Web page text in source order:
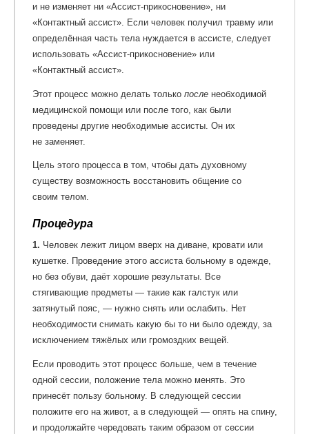
и не изменяет ни «Ассист-прикосновение», ни
«Контактный ассист». Если человек получил травму или
определённая часть тела нуждается в ассисте, следует
использовать «Ассист-прикосновение» или
«Контактный ассист».
Этот процесс можно делать только после необходимой
медицинской помощи или после того, как были
проведены другие необходимые ассисты. Он их
не заменяет.
Цель этого процесса в том, чтобы дать духовному
существу возможность восстановить общение со
своим телом.
Процедура
1. Человек лежит лицом вверх на диване, кровати или
кушетке. Проведение этого ассиста больному в одежде,
но без обуви, даёт хорошие результаты. Все
стягивающие предметы — такие как галстук или
затянутый пояс, — нужно снять или ослабить. Нет
необходимости снимать какую бы то ни было одежду, за
исключением тяжёлых или громоздких вещей.
Если проводить этот процесс больше, чем в течение
одной сессии, положение тела можно менять. Это
принесёт пользу больному. В следующей сессии
положите его на живот, а в следующей — опять на спину,
и продолжайте чередовать таким образом от сессии